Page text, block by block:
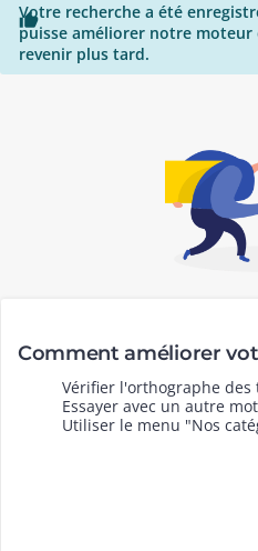

Votre recherche a été
puisse améliorer notre moteur
revenir plus tard.
Comment améliorer
Vérifier l'orthographe des
Essayer avec un autre
Utiliser le menu "Nos